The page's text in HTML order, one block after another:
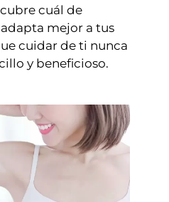
cuál de
mejor a tus
cuidar de ti nunca
y beneficioso.